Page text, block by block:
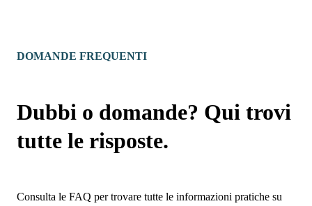
DOMANDE FREQUENTI
Dubbi o domande? Qui trovi
tutte le risposte.
Consulta le FAQ per trovare tutte le informazioni pratiche su